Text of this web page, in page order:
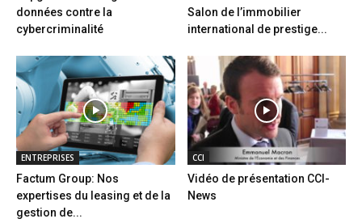
données contre la
cybercriminalité
Salon de l’immobilier
international de prestige...
ENTREPRISES
Factum Group: Nos
expertises du leasing et de la
gestion de...
CCI
Vidéo de présentation CCI-
News